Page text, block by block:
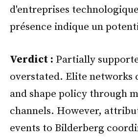
d'entreprises
présence indique un
Verdict : Partially
overstated. Elite networks
and shape policy through
channels. However,
events to Bilderberg